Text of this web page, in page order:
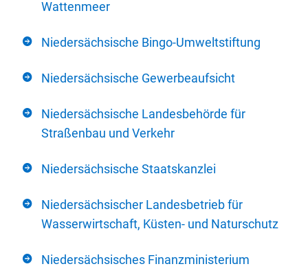
Wattenmeer
Niedersächsische Bingo-Umweltstiftung
Niedersächsische Gewerbeaufsicht
Niedersächsische Landesbehörde für
Straßenbau und Verkehr
Niedersächsische Staatskanzlei
Niedersächsischer Landesbetrieb für
Wasserwirtschaft, Küsten- und Naturschutz
Niedersächsisches Finanzministerium